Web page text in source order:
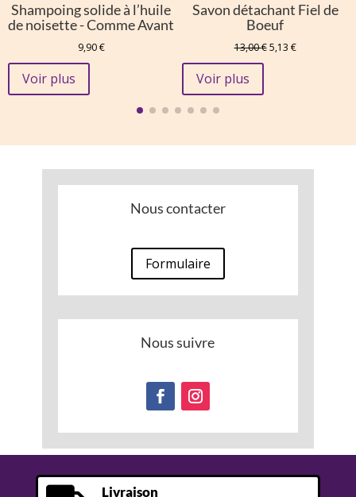
Shampoing solide à l’huile
de noisette - Comme Avant
9,90€
Voir plus
Savon détachant Fiel de
Boeuf
13,00€ Le
5,13 €Le
Voir plus
Nous contacter
Formulaire
Nous suivre
Livraison